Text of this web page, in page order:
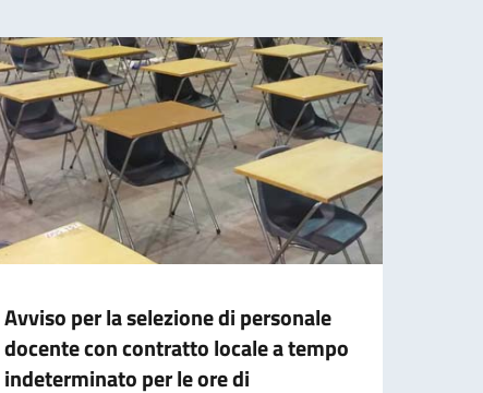
Avviso per la selezione di personale
docente con contratto locale a tempo
indeterminato per le ore di